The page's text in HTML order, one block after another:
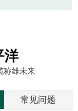
洋
称雄未来
常见问题